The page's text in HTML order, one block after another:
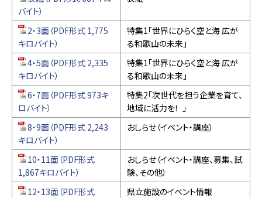
バイト）
2・3面（PDF形式 1,775
キロバイト）
特集1「世界にひらく空と海 広が
る和歌山の未来」
4・5面（PDF形式 2,335
キロバイト）
特集1「世界にひらく空と海 広が
る和歌山の未来」
6・7面（PDF形式 973キ
ロバイト）
特集2「次世代を担う企業を育て、
地域に活力を！ 」
8・9面（PDF形式 2,243
キロバイト）
おしらせ（イベント・講座）
10・11面（PDF形式
1,867キロバイト）
おしらせ（イベント・講座、募集、試
験、その他）
12・13面（PDF形式
県立施設のイベント情報